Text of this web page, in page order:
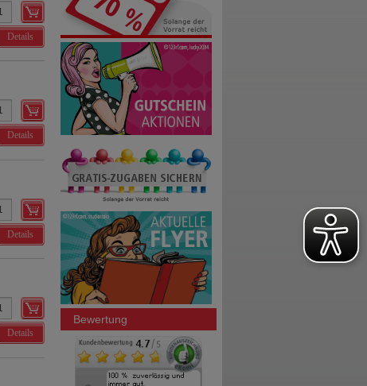
Details
Details
Details
Details
Bewertung